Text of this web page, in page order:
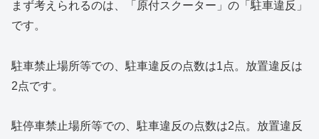
まず考えられるのは、「原付スクーター」の「駐車違反」
です。
駐車禁止場所等での、駐車違反の点数は1点。放置違反は
2点です。
駐停車禁止場所等での、駐車違反の点数は2点。放置違反